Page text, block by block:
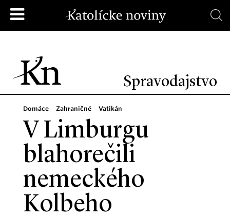
Spravodajstvo
Domáce Zahraničné Vatikán
V Limburgu
blahorečili
nemeckého
Kolbeho